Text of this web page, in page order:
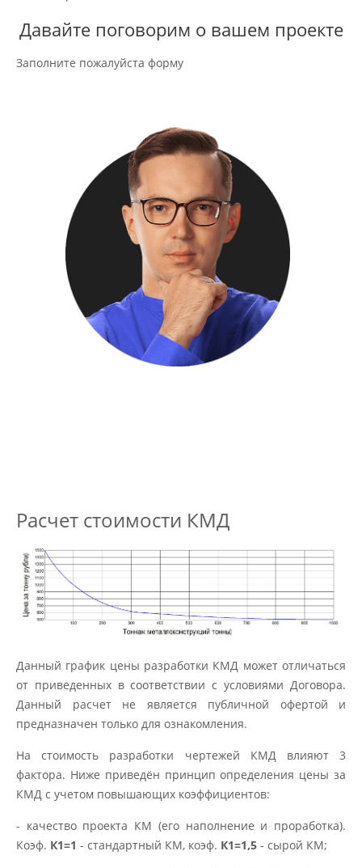
Давайте поговорим о вашем проекте
Заполните пожалуйста форму
Расчет стоимости КМД
Данный график цены разработки КМД может отличаться
от приведенных в соответствии с условиями Договора.
Данный расчет не является публичной офертой и
предназначен только для ознакомления.
На стоимость разработки чертежей КМД влияют 3
фактора. Ниже приведён принцип определения цены за
КМД с учетом повышающих коэффициентов:
- качество проекта КМ (его наполнение и проработка).
Коэф. К1=1 - стандартный КМ, коэф. К1=1,5 - сырой КМ;